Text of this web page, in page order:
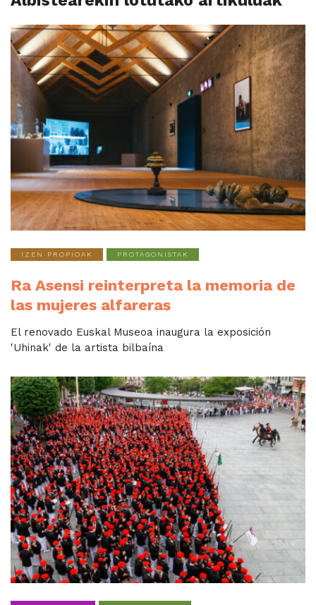
IZEN PROPIOAK PROTAGONISTAK
Ra Asensi reinterpreta la memoria de
las mujeres alfareras
El renovado Euskal Museoa inaugura la exposición
'Uhinak' de la artista bilbaína